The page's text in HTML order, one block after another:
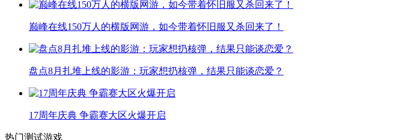
巅峰在线150万人的横版网游，如今带着怀旧服又杀回来了！
盘点8月扎堆上线的影游：玩家想扔核弹，结果只能谈恋爱？
17周年庆典 争霸赛大区火爆开启
热门测试游戏